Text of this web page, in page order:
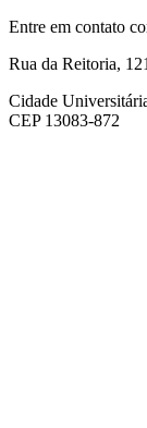
Entre em contato
Rua da Reitoria, 121
Cidade
CEP 13083-872